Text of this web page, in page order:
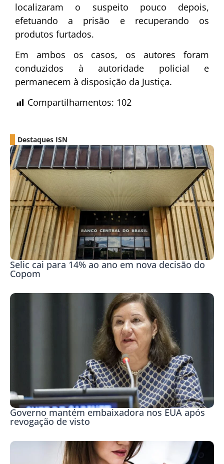
localizaram o suspeito pouco depois,
efetuando a prisão e recuperando os
produtos furtados.
Em ambos os casos, os autores foram
conduzidos à autoridade policial e
permanecem à disposição da Justiça.
Compartilhamentos: 102
Destaques ISN
Selic cai para 14% ao ano em nova decisão do
Copom
Governo mantém embaixadora nos EUA após
revogação de visto